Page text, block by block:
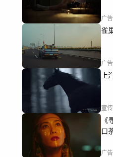
广
雀
广
上
宣
《
口
广